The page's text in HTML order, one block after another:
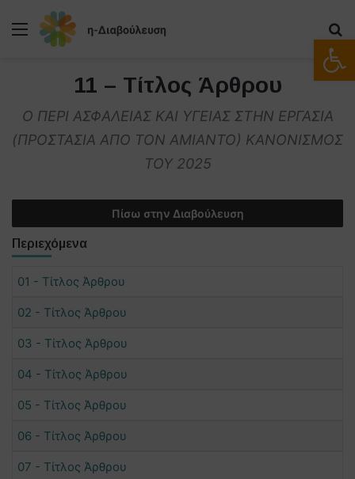
Μενού
11 – Τίτλος Άρθρου
Ο ΠΕΡΙ ΑΣΦΑΛΕΙΑΣ ΚΑΙ ΥΓΕΙΑΣ ΣΤΗΝ ΕΡΓΑΣΙΑ
(ΠΡΟΣΤΑΣΙΑ ΑΠΟ ΤΟΝ ΑΜΙΑΝΤΟ) ΚΑΝΟΝΙΣΜΟΣ
ΤΟΥ 2025
Πίσω στην Διαβούλευση
Περιεχόμενα
01 - Τίτλος Άρθρου
02 - Τίτλος Άρθρου
03 - Τίτλος Άρθρου
04 - Τίτλος Άρθρου
05 - Τίτλος Άρθρου
06 - Τίτλος Άρθρου
07 - Τίτλος Άρθρου